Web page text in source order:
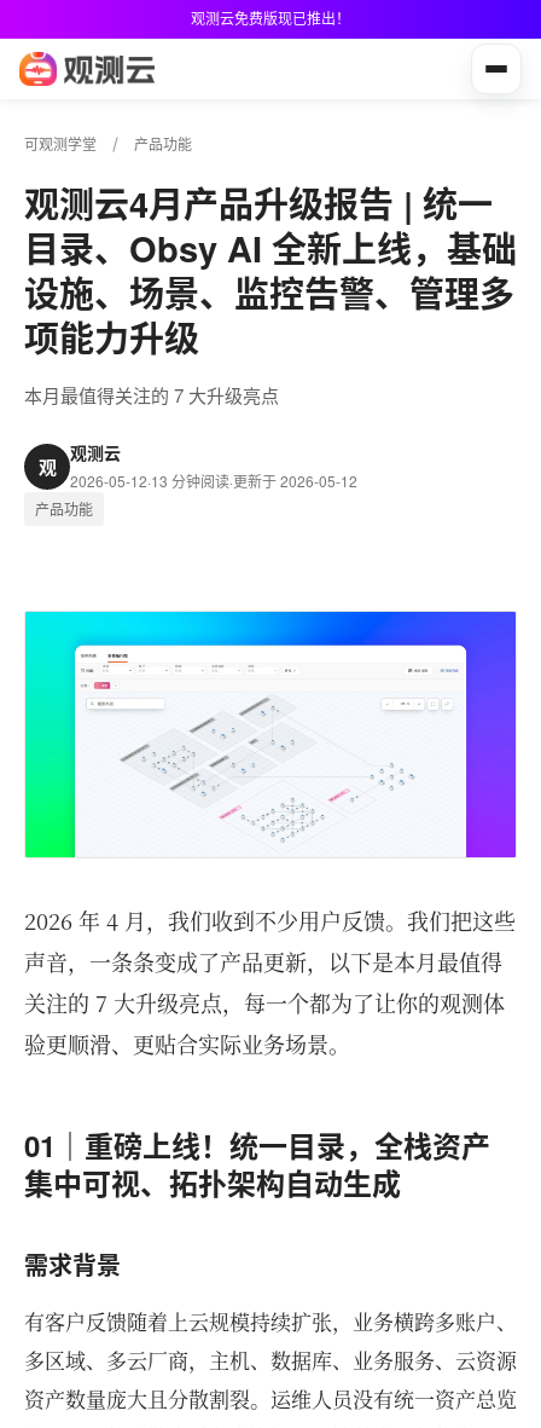
观测云免费版现已推出！
可观测学堂 产品功能
观测云4月产品升级报告 | 统一
目录、Obsy AI 全新上线，基础
设施、场景、监控告警、管理多
项能力升级
本月最值得关注的 7 大升级亮点
观
观测云
2026-05-12·13 分钟阅读·更新于 2026-05-12
产品功能
2026 年 4 月，我们收到不少用户反馈。我们把这些
声音，一条条变成了产品更新，以下是本月最值得
关注的 7 大升级亮点，每一个都为了让你的观测体
验更顺滑、更贴合实际业务场景。
01｜重磅上线！统一目录，全栈资产
集中可视、拓扑架构自动生成
需求背景
有客户反馈随着上云规模持续扩张，业务横跨多账户、
多区域、多云厂商，主机、数据库、业务服务、云资源
资产数量庞大且分散割裂。运维人员没有统一资产总览